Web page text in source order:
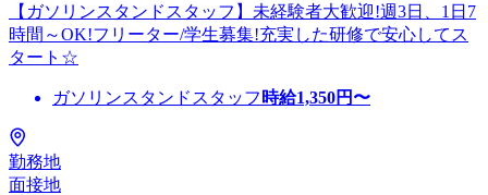
【ガソリンスタンドスタッフ】未経験者大歓迎!週3日、1日7
時間～OK!フリーター/学生募集!充実した研修で安心してス
タート☆
ガソリンスタンドスタッフ 時給1,350円〜
勤務地
面接地